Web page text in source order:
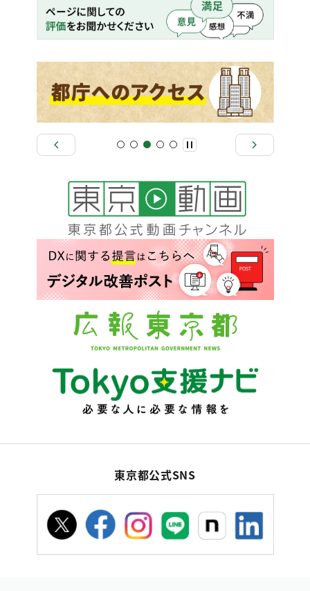
東京都公式SNS